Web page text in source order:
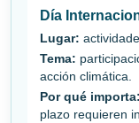
Día
Lugar:
Tema:
acción climática.
Por qué importa:
plazo requieren